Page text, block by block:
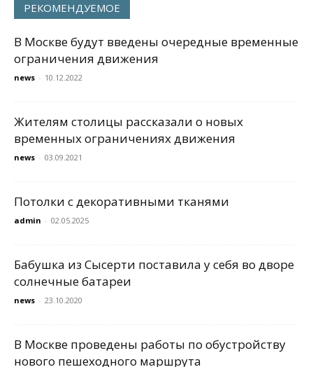
РЕКОМЕНДУЕМОЕ
В Москве будут введены очередные временные
ограничения движения
news - 10.12.2022
Жителям столицы рассказали о новых
временных ограничениях движения
news - 03.09.2021
Потолки с декоративными тканями
admin - 02.05.2025
Бабушка из Сысерти поставила у себя во дворе
солнечные батареи
news - 23.10.2020
В Москве проведены работы по обустройству
нового пешеходного маршрута